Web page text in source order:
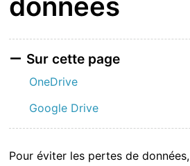
Sur cette page
OneDrive
Google Drive
Pour éviter les pertes dedonnées,